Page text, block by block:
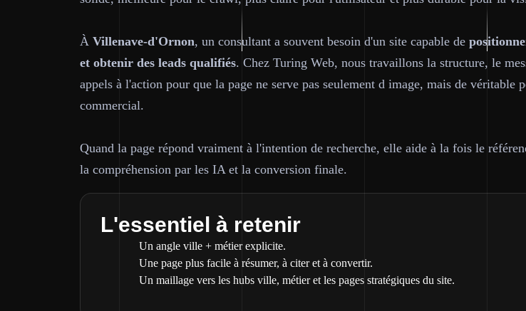
À Villenave-d'Ornon, un consultant a souvent besoin d'un site capable de
et obtenir des leads qualifiés. Chez Turing Web, nous travaillons la structure, le
appels à l'action pour que la page ne serve pas seulement d image, mais de véritable
commercial.
Quand la page répond vraiment à l'intention de recherche, elle aide à la fois le
la compréhension par les IA et la conversion finale.
L'essentiel à retenir
Un angle ville + métier explicite.
Une page plus facile à résumer, à citer et à convertir.
Un maillage vers les hubs ville, métier et les pages stratégiques du site.